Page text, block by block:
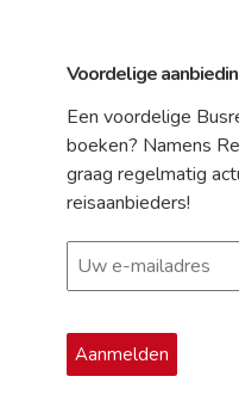
Voordelige
Een voordelige
boeken? Namens
graag regelmatig
reisaanbieders!